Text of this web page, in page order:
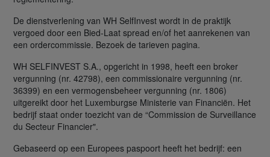
De dienstverlening van WH SelfInvest wordt in de praktijk
vergoed door een Bied-Laat spread en/of het aanrekenen van
een ordercommissie. Bezoek de tarieven pagina.
WH SELFINVEST S.A., opgericht in 1998, heeft een broker
vergunning (nr. 42798), een commissionaire vergunning (nr.
36399) en een vermogensbeheer vergunning (nr. 1806)
uitgereikt door het Luxemburgse Ministerie van Financiën. Het
bedrijf staat onder toezicht van de “Commission de Surveillance
du Secteur Financier".
Gebaseerd op een Europees paspoort heeft het bedrijf: een